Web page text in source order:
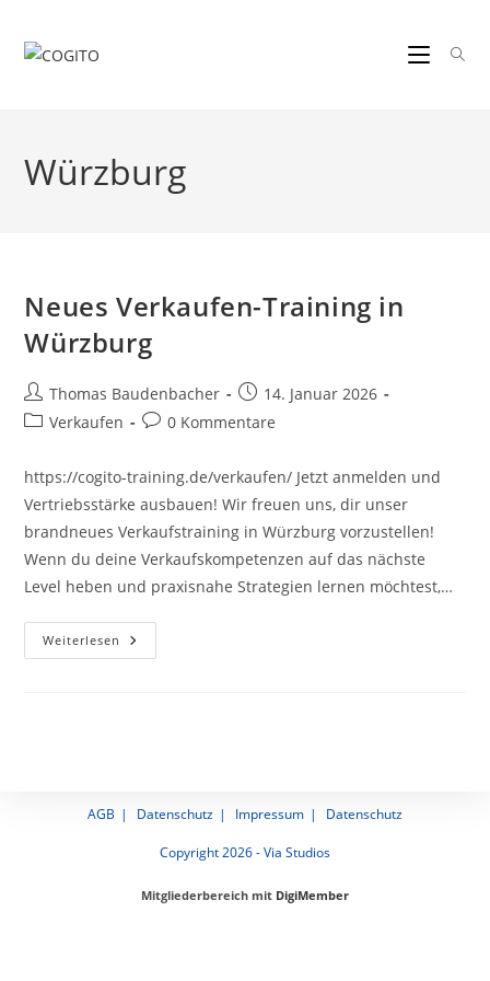
Inhalt
springen
Würzburg
Neues Verkaufen-Training in
Würzburg
Beitrags-
Autor:
Thomas Baudenbacher
Beitrag
veröffentlicht:
14. Januar 2026
Beitrags-
Verkaufen
Beitrags-
0 Kommentare
https://cogito-training.de/verkaufen/ Jetzt anmelden und
Vertriebsstärke ausbauen! Wir freuen uns, dir unser
brandneues Verkaufs­training in Würzburg vorzustellen!
Wenn du deine Verkaufs­kompetenzen auf das nächste
Level heben und praxis­nahe Strategien lernen möchtest,…
Weiterlesen Neues
Verkaufen-
AGB Datenschutz Impressum Datenschutz
Copyright 2026 - Via Studios
Mitgliederbereich mit DigiMember